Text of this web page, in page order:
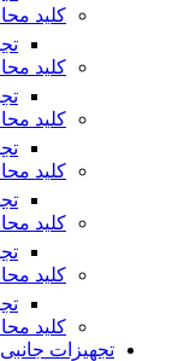
کلید
کلید
کلید
کلید
کلید
کلید
کلید
تجهیزات جانبی